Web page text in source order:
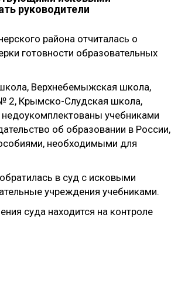
руководители
района отчиталась о
готовности образовательных
Верхнебемыжская школа,
2, Крымско-Слудская школа,
учебниками
об образовании в России,
необходимыми для
в суд с исковыми
учреждения учебниками.
суда находится на контроле